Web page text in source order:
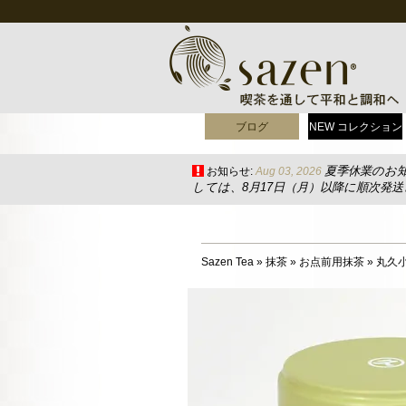
ブログ NEW コレクション
お知らせ: Aug 03, 2026 夏季休業のお
しては、8月17日（月）以降に順次発
Sazen Tea » 抹茶 » お点前用抹茶 » 丸久